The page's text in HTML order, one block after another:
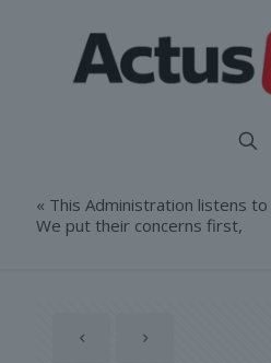
« This Administration listens
We put their concerns first,